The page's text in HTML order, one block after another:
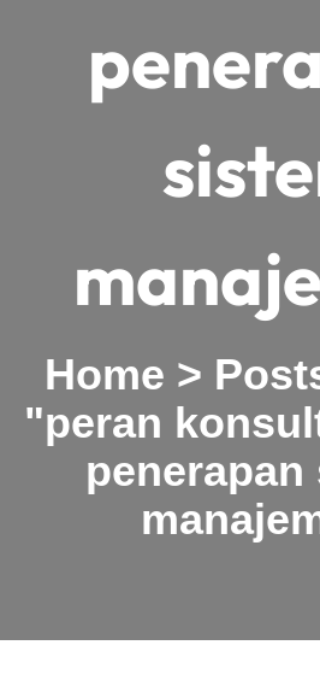
Home >
"peran
penerapan